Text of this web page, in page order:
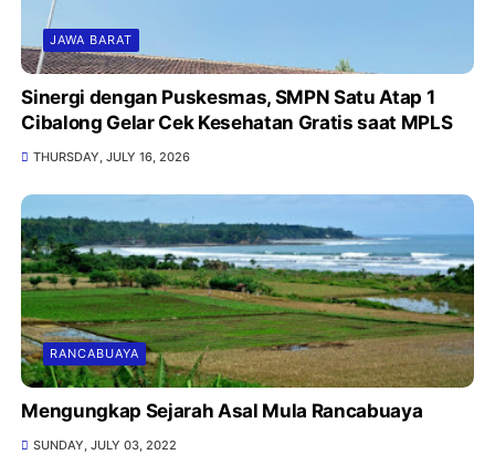
JAWA BARAT
Sinergi dengan Puskesmas, SMPN Satu Atap 1
Cibalong Gelar Cek Kesehatan Gratis saat MPLS
THURSDAY, JULY 16, 2026
RANCABUAYA
Mengungkap Sejarah Asal Mula Rancabuaya
SUNDAY, JULY 03, 2022